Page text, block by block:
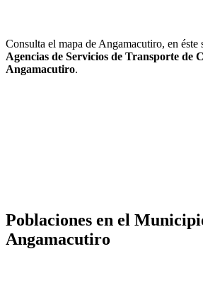
Consulta el mapa de Angamacutiro, en éste
Agencias de Servicios de Transporte de
Angamacutiro.
Poblaciones en el
Angamacutiro